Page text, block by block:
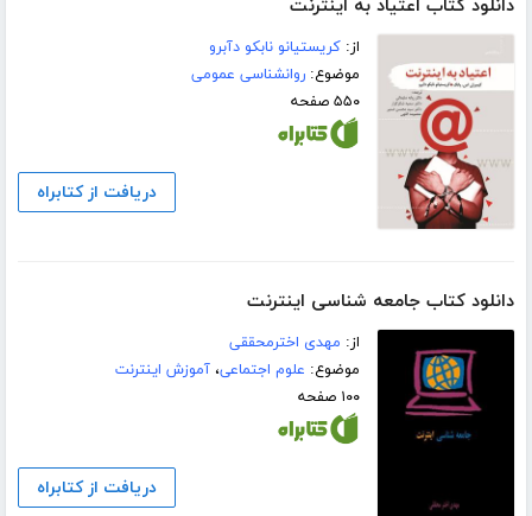
دانلود کتاب اعتیاد به اینترنت
از:کریستیانو نابکو دآبرو
موضوع:روانشناسی عمومی
۵۵۰ صفحه
دریافت از کتابراه
دانلود کتاب جامعه شناسی اینترنت
از: مهدی اخترمحققی
موضوع: علوم اجتماعی،آموزش اینترنت
۱۰۰ صفحه
دریافت از کتابراه